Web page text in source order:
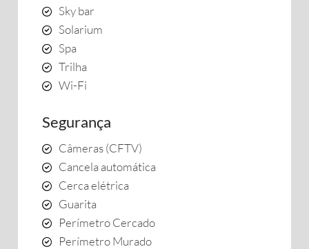
Sky bar
Solarium
Spa
Trilha
Wi-Fi
Segurança
Câmeras (CFTV)
Cancela automática
Cerca elétrica
Guarita
Perímetro Cercado
Perímetro Murado